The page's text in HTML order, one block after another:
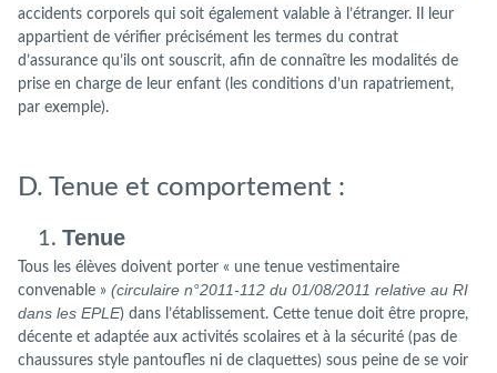
accidents corporels qui soit également valable à l’étranger. Il leur
appartient de vérifier précisément les termes du contrat
d’assurance qu’ils ont souscrit, afin de connaître les modalités de
prise en charge de leur enfant (les conditions d’un rapatriement,
par exemple).
D. Tenue et comportement :
Tenue
Tous les élèves doivent porter « une tenue vestimentaire
convenable » (circulaire n°2011-112 du 01/08/2011 relative au RI
dans les EPLE) dans l’établissement. Cette tenue doit être propre,
décente et adaptée aux activités scolaires et à la sécurité (pas de
chaussures style pantoufles ni de claquettes) sous peine de se voir